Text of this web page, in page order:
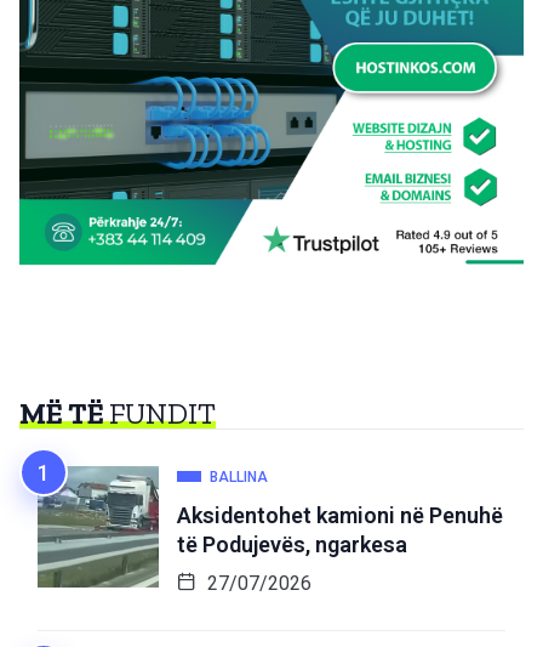
MË TËFUNDIT
BALLINA
Aksidentohet kamioni në Penuhë
të Podujevës, ngarkesa
27/07/2026